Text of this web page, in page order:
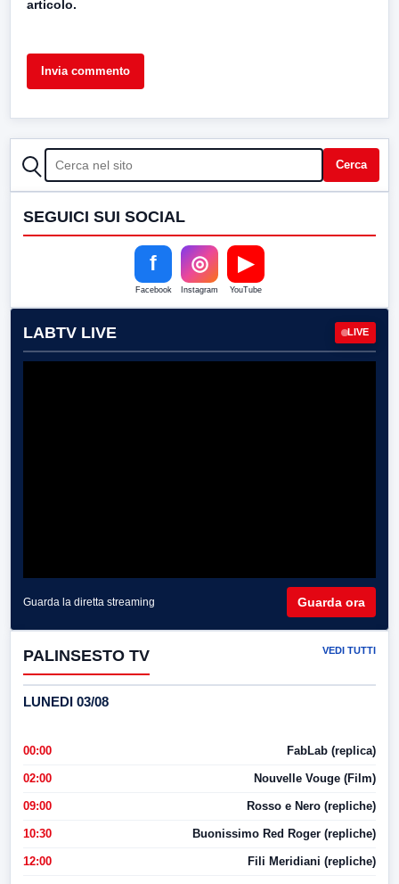
articolo.
CERCA Cerca
SEGUICI SUI SOCIAL
f
Facebook
◎
Instagram
▶
YouTube
LABTV LIVE LIVE
Guarda la diretta streaming Guarda ora
PALINSESTO TV VEDI TUTTI
LUNEDI 03/08
00:00 FabLab (replica)
02:00 Nouvelle Vouge (Film)
09:00 Rosso e Nero (repliche)
10:30 Buonissimo Red Roger (repliche)
12:00 Fili Meridiani (repliche)